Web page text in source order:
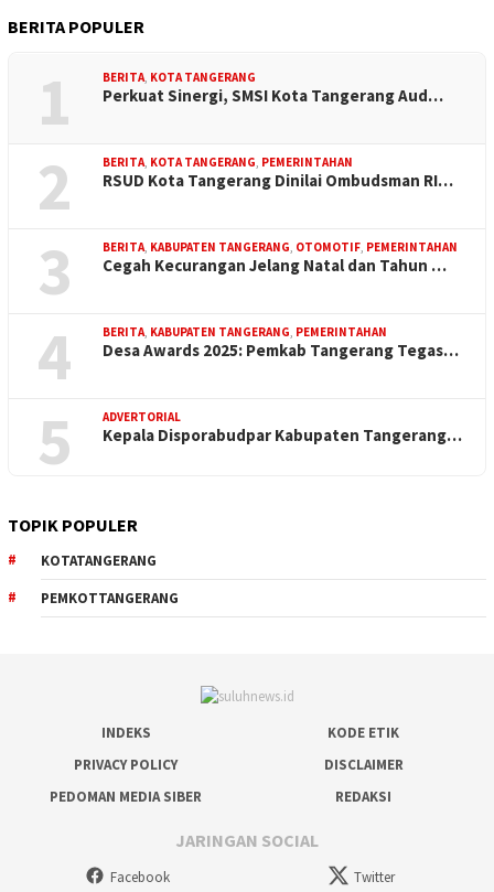
BERITA POPULER
1 BERITA, KOTA TANGERANG
Perkuat Sinergi, SMSI Kota Tangerang Aud…
2 BERITA, KOTA TANGERANG, PEMERINTAHAN
RSUD Kota Tangerang Dinilai Ombudsman RI…
3 BERITA, KABUPATEN TANGERANG, OTOMOTIF, PEMERINTAHAN
Cegah Kecurangan Jelang Natal dan Tahun …
4 BERITA, KABUPATEN TANGERANG, PEMERINTAHAN
Desa Awards 2025: Pemkab Tangerang Tegas…
5 ADVERTORIAL
Kepala Disporabudpar Kabupaten Tangerang…
TOPIK POPULER
KOTATANGERANG
PEMKOTTANGERANG
INDEKS
KODE ETIK
PRIVACY POLICY
DISCLAIMER
PEDOMAN MEDIA SIBER
REDAKSI
JARINGAN SOCIAL
Facebook Twitter